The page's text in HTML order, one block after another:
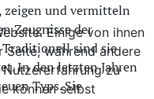
zeigen und vermitteln
Zeugnisse der
sind sie
In den letzten Jahren
Typs. Sie
Einige von ihnen
Seite, während andere
Nutzererfahrung zu
können selbst